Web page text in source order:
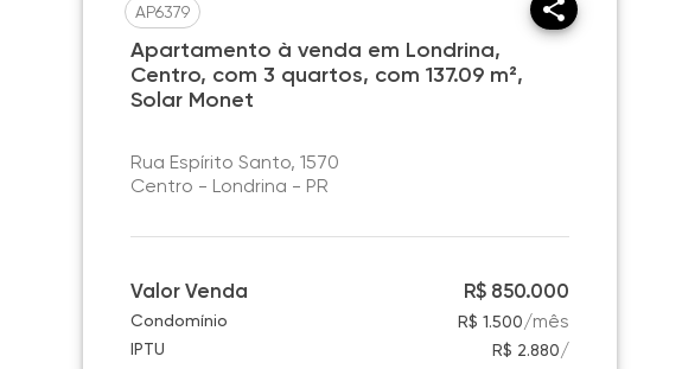
AP6379
Apartamento à venda em Londrina,
Centro, com 3 quartos, com 137.09 m²,
Solar Monet
Rua Espírito Santo, 1570
Centro - Londrina - PR
Valor Venda R$ 850.000
Condomínio R$ 1.500/mês
IPTU R$ 2.880/